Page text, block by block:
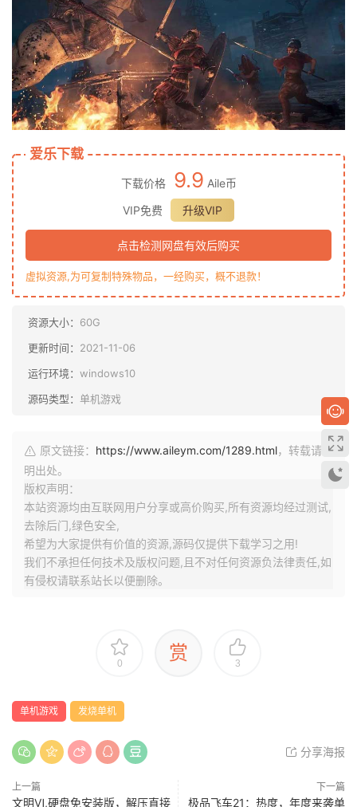
爱乐下载
下载价格 9.9 Aile币
VIP免费
升级VIP
点击检测网盘有效后购买
虚拟资源,为可复制特殊物品，一经购买，概不退款！
资源大小： 60G
更新时间： 2021-11-06
运行环境： windows10
源码类型： 单机游戏
原文链接： https://www.aileym.com/1289.html，转载请注
明出处。
版权声明：
本站资源均由互联网用户分享或高价购买,所有资源均经过测试,
去除后门,绿色安全,
希望为大家提供有价值的资源,源码仅提供下载学习之用!
我们不承担任何技术及版权问题,且不对任何资源负法律责任,如
有侵权请联系站长以便删除。
0 赏 3
单机游戏 发烧单机
分享海报
上一篇
文明Ⅵ,硬盘免安装版，解压直接
下一篇
极品飞车21：热度，年度来袭单